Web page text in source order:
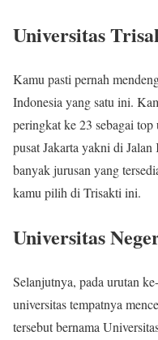
Universitas
Kamu pasti pernah
Indonesia yang satu ini.
peringkat ke 23 sebagai
pusat Jakarta yakni di
banyak jurusan yang
kamu pilih di Trisakti ini.
Universitas
Selanjutnya, pada urutan
universitas tempatnya
tersebut bernama